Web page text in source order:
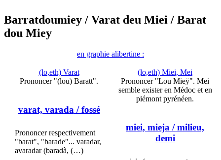
Barratdoumiey / Varat deu Miei / Barat
dou Miey
en graphie alibertine :
(lo,eth) Varat
Prononcer "(lou) Baratt".
varat, varada / fossé
Prononcer respectivement
"barat", "barade"... varadar,
avaradar (baradà, (…)
(lo,eth) Miei, Mei
Prononcer "Lou Mieÿ". Mei
semble exister en Médoc et en
piémont pyrénéen.
miei, mieja / milieu,
demi